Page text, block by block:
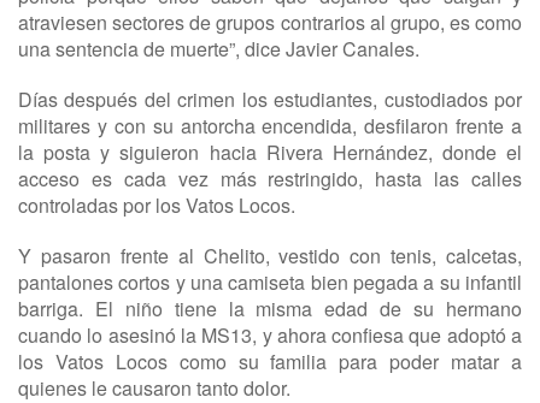
atraviesen sectores de grupos contrarios al grupo, es como
una sentencia de muerte”, dice Javier Canales.
Días después del crimen los estudiantes, custodiados por
militares y con su antorcha encendida, desfilaron frente a
la posta y siguieron hacia Rivera Hernández, donde el
acceso es cada vez más restringido, hasta las calles
controladas por los Vatos Locos.
Y pasaron frente al Chelito, vestido con tenis, calcetas,
pantalones cortos y una camiseta bien pegada a su infantil
barriga. El niño tiene la misma edad de su hermano
cuando lo asesinó la MS13, y ahora confiesa que adoptó a
los Vatos Locos como su familia para poder matar a
quienes le causaron tanto dolor.